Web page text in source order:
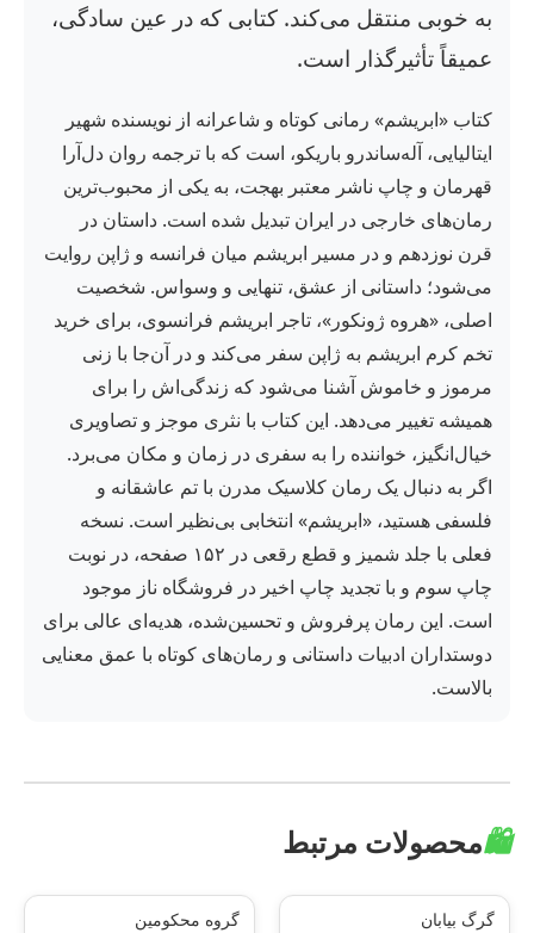
به خوبی منتقل می‌کند. کتابی که در عین سادگی،
عمیقاً تأثیرگذار است.
کتاب «ابریشم» رمانی کوتاه و شاعرانه از نویسنده شهیر
ایتالیایی، آله‌ساندرو باریکو، است که با ترجمه روان دل‌آرا
قهرمان و چاپ ناشر معتبر بهجت، به یکی از محبوب‌ترین
رمان‌های خارجی در ایران تبدیل شده است. داستان در
قرن نوزدهم و در مسیر ابریشم میان فرانسه و ژاپن روایت
می‌شود؛ داستانی از عشق، تنهایی و وسواس. شخصیت
اصلی، «هروه ژونکور»، تاجر ابریشم فرانسوی، برای خرید
تخم کرم ابریشم به ژاپن سفر می‌کند و در آن‌جا با زنی
مرموز و خاموش آشنا می‌شود که زندگی‌اش را برای
همیشه تغییر می‌دهد. این کتاب با نثری موجز و تصاویری
خیال‌انگیز، خواننده را به سفری در زمان و مکان می‌برد.
اگر به دنبال یک رمان کلاسیک مدرن با تم عاشقانه و
فلسفی هستید، «ابریشم» انتخابی بی‌نظیر است. نسخه
فعلی با جلد شمیز و قطع رقعی در ۱۵۲ صفحه، در نوبت
چاپ سوم و با تجدید چاپ اخیر در فروشگاه ناز موجود
است. این رمان پرفروش و تحسین‌شده، هدیه‌ای عالی برای
دوستداران ادبیات داستانی و رمان‌های کوتاه با عمق معنایی
بالاست.
🛍️محصولات مرتبط
گرگ بیابان گروه محکومین